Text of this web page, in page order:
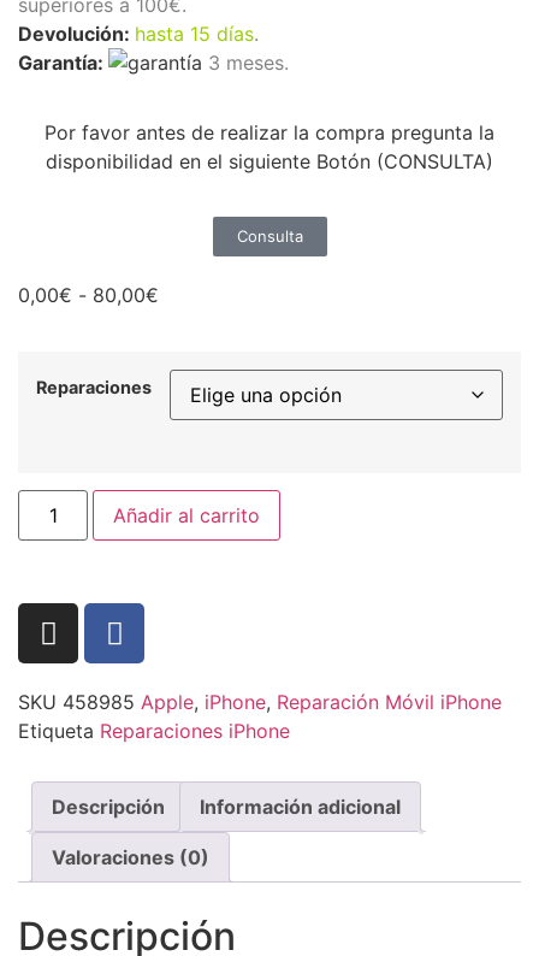
Devolución: hasta 15 días.
Garantía:
3 meses.
Por favor antes de realizar la compra pregunta la
disponibilidad en el siguiente Botón (CONSULTA)
Consulta
0,00€ - 80,00€
Reparaciones
Añadir al carrito
SKU 458985 Apple, iPhone, Reparación Móvil iPhone
Etiqueta Reparaciones iPhone
Descripción Información adicional
Valoraciones (0)
Descripción